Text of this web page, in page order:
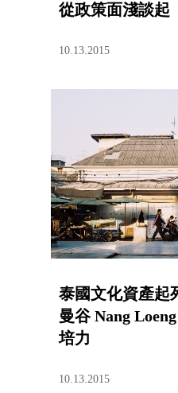
從政策面淺談起
10.13.2015
泰國文化資產起
曼谷 Nang
培力
10.13.2015